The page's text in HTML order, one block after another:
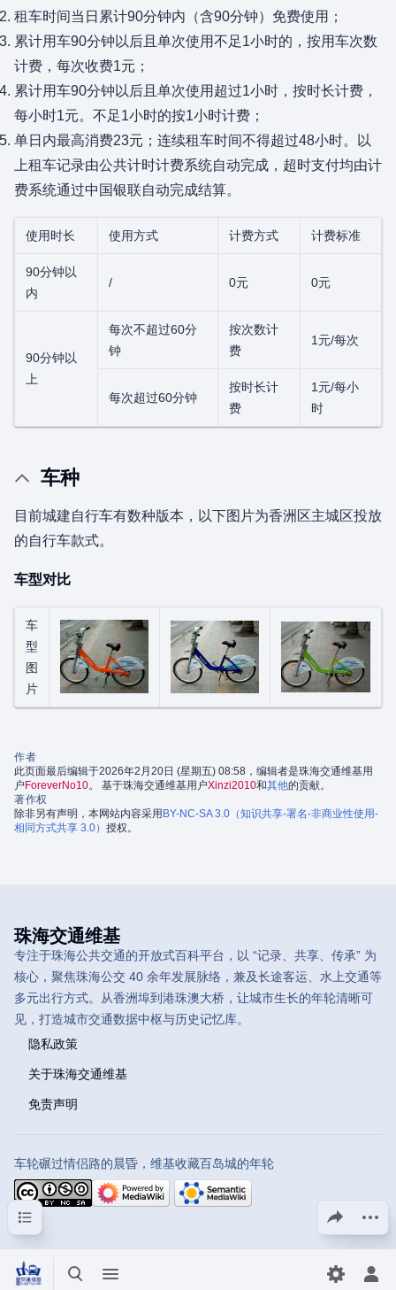
打开/关闭搜索
打开/关闭菜单 切换首选
打
分享此页面
租车时间当日累计90分钟内（含90分钟）免费使用；
累计用车90分钟以后且单次使用不足1小时的，按用车次数
计费，每次收费1元；
累计用车90分钟以后且单次使用超过1小时，按时长计费，
每小时1元。不足1小时的按1小时计费；
单日内最高消费23元；连续租车时间不得超过48小时。以
上租车记录由公共计时计费系统自动完成，超时支付均由计
费系统通过中国银联自动完成结算。
使用时长 使用方式 计费方式 计费标准
90分钟以
内
/ 0元 0元
90分钟以
上
每次不超过60分
钟
按次数计
费
1元/每次
每次超过60分钟
按时长计
费
1元/每小
时
车种
目前城建自行车有数种版本，以下图片为香洲区主城区投放
的自行车款式。
车型对比
车
型
图
片
目录
作者
此页面最后编辑于2026年2月20日 (星期五) 08:58，编辑者是珠海交通维基用
户 ForeverNo10。 基于珠海交通维基用户Xinzi2010和其他的贡献。
著作权
除非另有声明，本网站内容采用 BY-NC-SA 3.0（知识共享-署名-非商业性使用-
相同方式共享 3.0） 授权。
珠海交通维基
专注于珠海公共交通的开放式百科平台，以 “记录、共享、传承” 为
核心，聚焦珠海公交 40 余年发展脉络，兼及长途客运、水上交通等
多元出行方式。从香洲埠到港珠澳大桥，让城市生长的年轮清晰可
见，打造城市交通数据中枢与历史记忆库。
隐私政策
关于珠海交通维基
免责声明
车轮碾过情侣路的晨昏，维基收藏百岛城的年轮